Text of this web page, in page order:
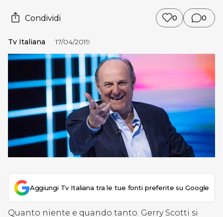
Condividi 0 0
Tv Italiana 17/04/2019
Aggiungi Tv Italiana tra le tue fonti preferite su Google
Quanto niente e quando tanto. Gerry Scotti si